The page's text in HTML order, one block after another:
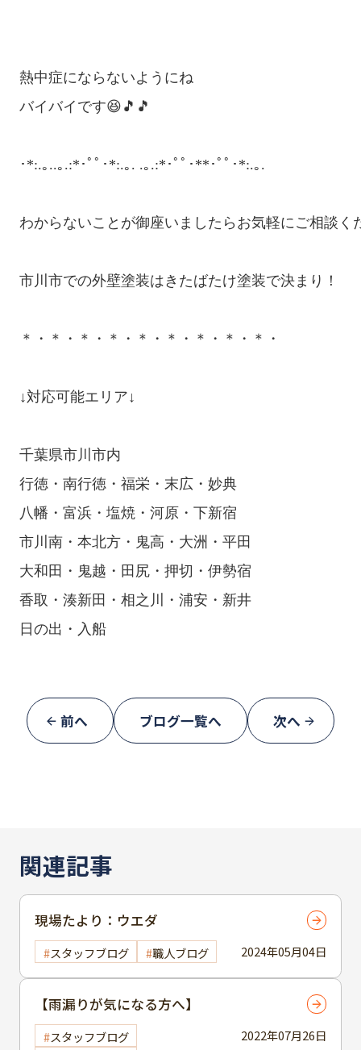
熱中症にならないようにね
バイバイです😆🎵🎵
･*:.｡..｡.:*･ﾟﾟ･*:.｡. .｡.:*･ﾟﾟ･**･ﾟﾟ･*:.｡.
わからないことが御座いましたらお気軽にご相談く
市川市での外壁塗装はきたばたけ塗装で決まり！
＊・＊・＊・＊・＊・＊・＊・＊・＊・
↓対応可能エリア↓
千葉県市川市内
行徳・南行徳・福栄・末広・妙典
八幡・富浜・塩焼・河原・下新宿
市川南・本北方・鬼高・大洲・平田
大和田・鬼越・田尻・押切・伊勢宿
香取・湊新田・相之川・浦安・新井
日の出・入船
前へ ブログ一覧へ 次へ
関連記事
2024年05月04日
現場たより：ウエダ
スタッフブログ 職人ブログ
2022年07月26日
【雨漏りが気になる方へ】
スタッフブログ